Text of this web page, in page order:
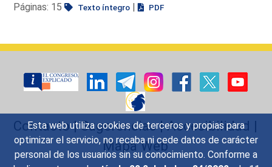
Esta web utiliza cookies de terceros y propias para
optimizar el servicio, no recaba ni cede datos de carácter
personal de los usuarios sin su conocimiento. Conforme a
Páginas: 15
Texto íntegro | PDF
Contacto|Sugerencias|Accesibilidad |
Mapa Web